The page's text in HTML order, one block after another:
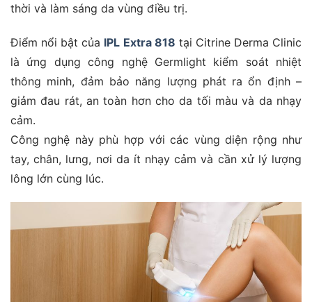
thời và làm sáng da vùng điều trị.
Điểm nổi bật của IPL Extra 818 tại Citrine Derma Clinic
là ứng dụng công nghệ Germlight kiểm soát nhiệt
thông minh, đảm bảo năng lượng phát ra ổn định –
giảm đau rát, an toàn hơn cho da tối màu và da nhạy
cảm.
Công nghệ này phù hợp với các vùng diện rộng như
tay, chân, lưng, nơi da ít nhạy cảm và cần xử lý lượng
lông lớn cùng lúc.